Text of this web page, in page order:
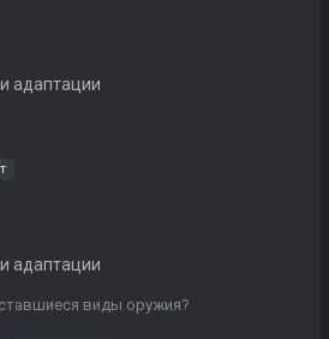
и адаптации
и адаптации
виды оружия?